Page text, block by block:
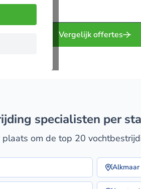
Vergelijk offertes
specialisten per
plaats om de top 20
Alkmaar